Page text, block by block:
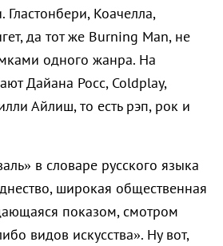
Коачелла,
да тот же Burning Man, не
одного жанра. На
Дайана Росс, Coldplay,
Айлиш, то есть рэп, рок и
в словаре русского языка
широкая общественная
показом, смотром
видов искусства». Ну вот,